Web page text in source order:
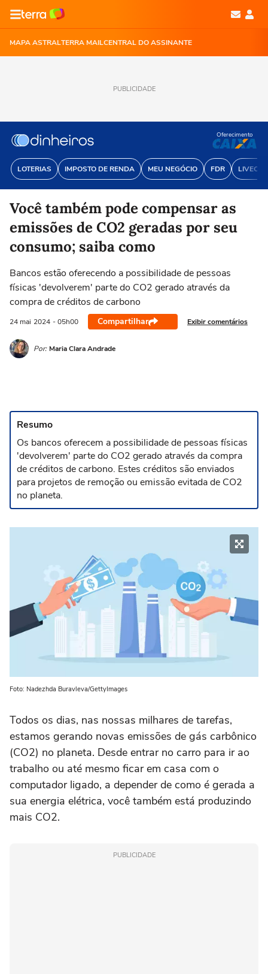
MAPA ASTRALTERRA MAILCENTRAL DO ASSINANTE
PUBLICIDADE
LOTERIAS IMPOSTO DE RENDA MEU NEGÓCIO FDR
Oferecimento
Você também pode compensar as
emissões de CO2 geradas por seu
consumo; saiba como
Bancos estão oferecendo a possibilidade de pessoas
físicas 'devolverem' parte do CO2 gerado através da
compra de créditos de carbono
24 mai 2024 - 05h00 Compartilhar Exibir comentários
Por: Maria Clara Andrade
Resumo
Os bancos oferecem a possibilidade de pessoas físicas
'devolverem' parte do CO2 gerado através da compra
de créditos de carbono. Estes créditos são enviados
para projetos de remoção ou emissão evitada de CO2
no planeta.
Foto: Nadezhda Buravleva/GettyImages
Todos os dias, nas nossas milhares de tarefas,
estamos gerando novas emissões de gás carbônico
(CO2) no planeta. Desde entrar no carro para ir ao
trabalho ou até mesmo ficar em casa com o
computador ligado, a depender de como é gerada a
sua energia elétrica, você também está produzindo
mais CO2.
PUBLICIDADE